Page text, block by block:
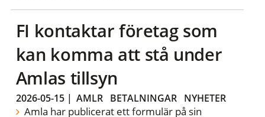
FI kontaktar företag som
kan komma att stå under
Amlas tillsyn
2026-05-15| AMLR BETALNINGAR NYHETER
Amla har publicerat ett formulär på sin